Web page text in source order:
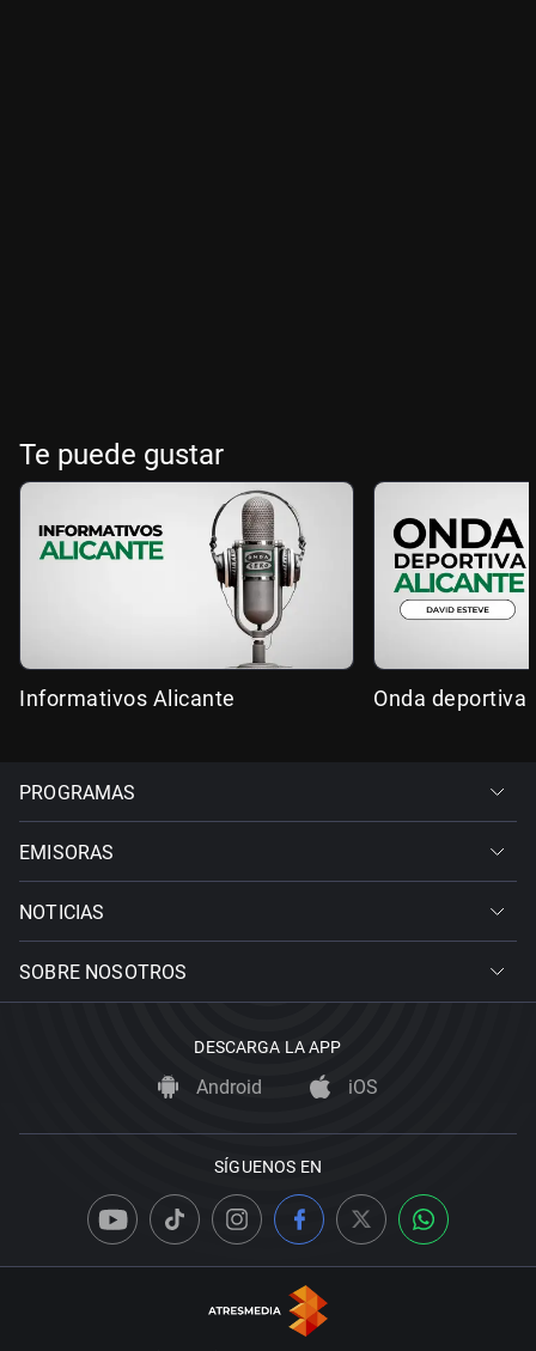
Te puede gustar
Informativos Alicante Onda deportiva
PROGRAMAS
EMISORAS
NOTICIAS
SOBRE NOSOTROS
DESCARGA LA APP
Android iOS
SÍGUENOS EN